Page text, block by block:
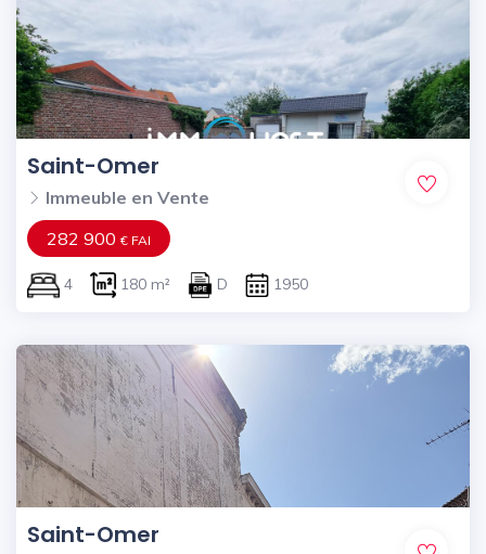
Saint-Omer
Immeuble en Vente
282 900€ FAI
4 180 m² D 1950
Saint-Omer